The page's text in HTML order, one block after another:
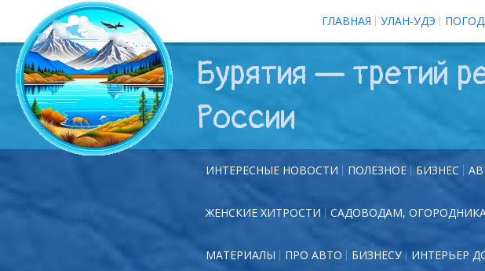
ГЛАВНАЯ УЛАН-УДЭ
Бурятия — третий
России
ИНТЕРЕСНЫЕ НОВОСТИ ПОЛЕЗНОЕ БИЗНЕС
ЖЕНСКИЕ ХИТРОСТИ САДОВОДАМ,
МАТЕРИАЛЫ ПРО АВТО БИЗНЕСУ ИНТЕРЬЕР